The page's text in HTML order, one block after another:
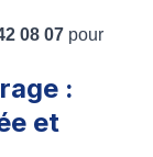
08 07 pour
:
et